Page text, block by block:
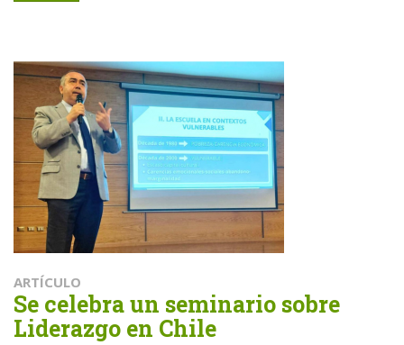
ARTÍCULO
Se celebra un seminario sobre
Liderazgo en Chile